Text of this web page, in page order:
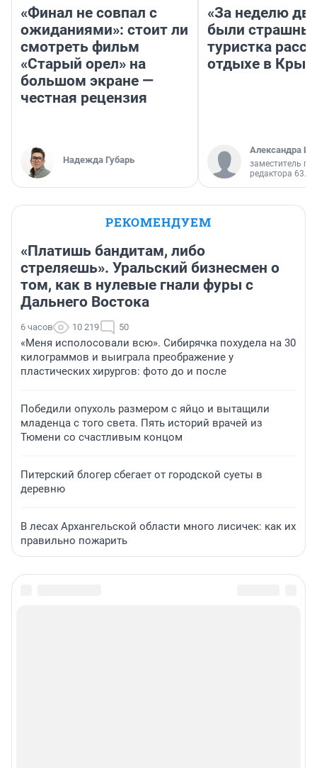
«Финал не совпал с
ожиданиями»: стоит ли
смотреть фильм
«Старый орел» на
большом экране —
честная рецензия
Надежда Губарь
«За неделю
были
туристка
отдыхе в
Александра
заместитель
редактора 63.RU
РЕКОМЕНДУЕМ
«Платишь бандитам, либо
стреляешь». Уральский бизнесмен о
том, как в нулевые гнали фуры с
Дальнего Востока
6 часов 10 219 50
«Меня исполосовали всю». Сибирячка похудела на 30
килограммов и выиграла преображение у
пластических хирургов: фото до и после
Победили опухоль размером с яйцо и вытащили
младенца с того света. Пять историй врачей из
Тюмени со счастливым концом
Питерский блогер сбегает от городской суеты в
деревню
В лесах Архангельской области много лисичек: как их
правильно пожарить